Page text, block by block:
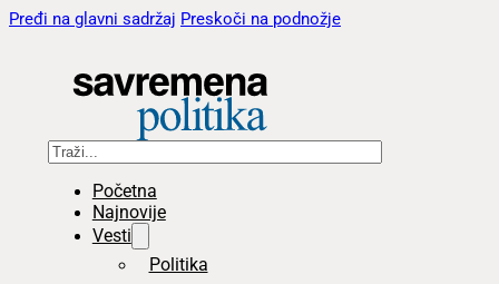
Pređi na glavni sadržaj Preskoči na podnožje
Pretraga
Početna
Najnovije
Vesti
Politika